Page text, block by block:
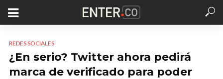
REDES SOCIALES
¿En serio? Twitter ahora pedirá
marca de verificado para poder